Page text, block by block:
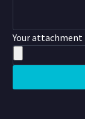
Your attachment